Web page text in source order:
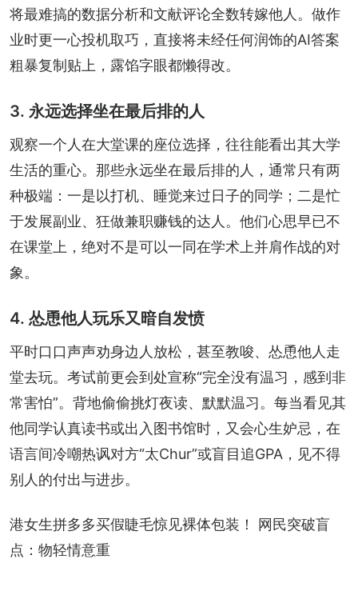
将最难搞的数据分析和文献评论全数转嫁他人。做作
业时更一心投机取巧，直接将未经任何润饰的AI答案
粗暴复制贴上，露馅字眼都懒得改。
3. 永远选择坐在最后排的人
观察一个人在大堂课的座位选择，往往能看出其大学
生活的重心。那些永远坐在最后排的人，通常只有两
种极端：一是以打机、睡觉来过日子的同学；二是忙
于发展副业、狂做兼职赚钱的达人。他们心思早已不
在课堂上，绝对不是可以一同在学术上并肩作战的对
象。
4. 怂恿他人玩乐又暗自发愤
平时口口声声劝身边人放松，甚至教唆、怂恿他人走
堂去玩。考试前更会到处宣称“完全没有温习，感到非
常害怕”。背地偷偷挑灯夜读、默默温习。每当看见其
他同学认真读书或出入图书馆时，又会心生妒忌，在
语言间冷嘲热讽对方“太Chur”或盲目追GPA，见不得
别人的付出与进步。
港女生拼多多买假睫毛惊见裸体包装！ 网民突破盲
点：物轻情意重